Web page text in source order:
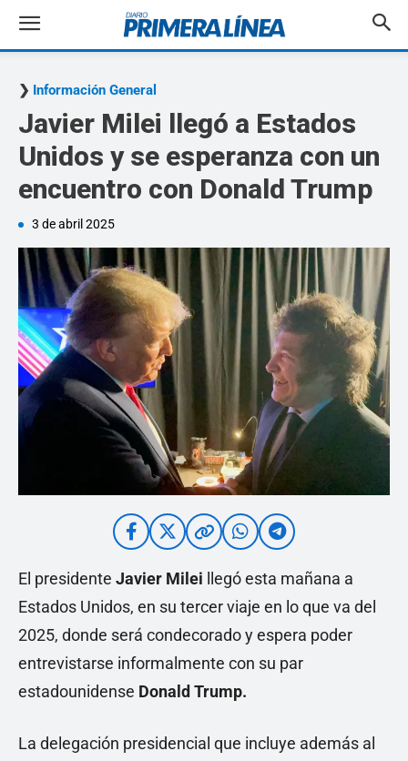
Información General
Javier Milei llegó a Estados
Unidos y se esperanza con un
encuentro con Donald Trump
3 de abril 2025
El presidente Javier Milei llegó esta mañana a
Estados Unidos, en su tercer viaje en lo que va del
2025, donde será condecorado y espera poder
entrevistarse informalmente con su par
estadounidense Donald Trump.
La delegación presidencial que incluye además al